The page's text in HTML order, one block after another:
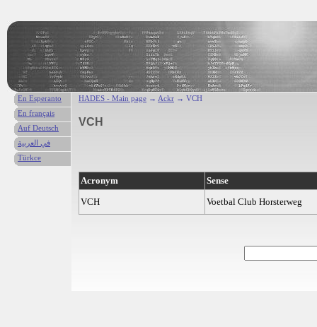
HADES - Main page → Ackr → VCH
VCH
Acronym
Sense
VCH
Voetbal Club Horsterweg
En Esperanto
En français
Auf Deutsch
في العربية
Türkce